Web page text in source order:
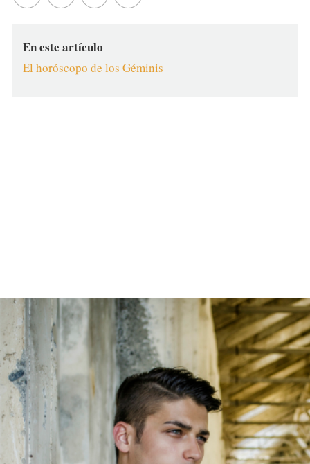
En este artículo
El horóscopo de los Géminis